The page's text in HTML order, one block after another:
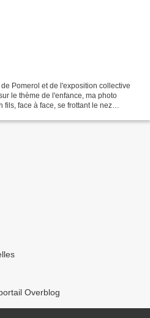
Pomerol et de l'exposition collective
le thème de l'enfance, ma photo
fils, face à face, se frottant le nez
Overblog